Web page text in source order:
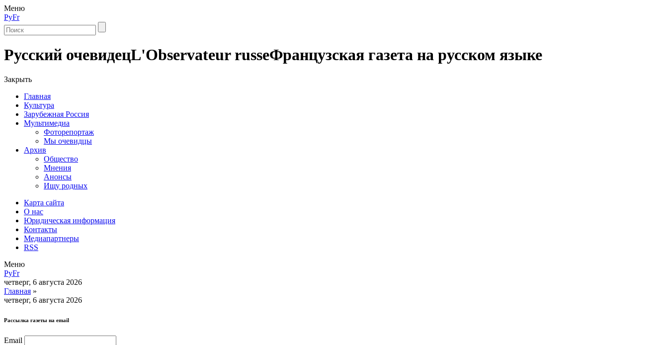
Меню
РуFr
Русский очевидецL'Observateur russeФранцузская газета на русском языке
Закрыть
Главная
Культура
Зарубежная Россия
Мультимедиа
Фоторепортаж
Мы очевидцы
Архив
Общество
Мнения
Анонсы
Ищу родных
Карта сайта
О нас
Юридическая информация
Контакты
Медиапартнеры
RSS
Меню
РуFr
четверг, 6 августа 2026
Главная »
четверг, 6 августа 2026
Рассылка газеты на email
Email